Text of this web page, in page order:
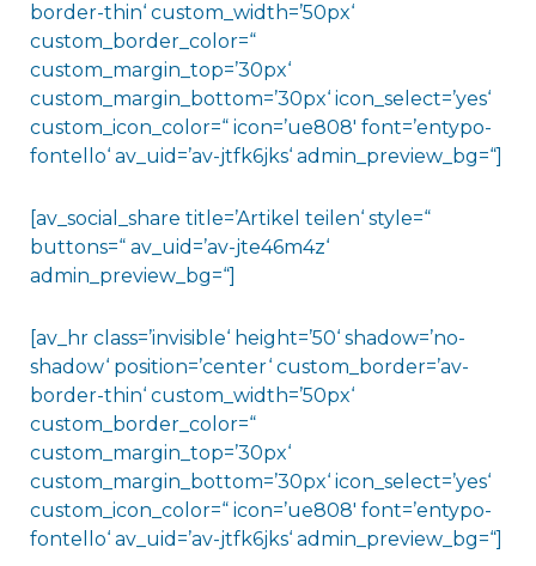
border-thin‘ custom_width=’50px‘
custom_border_color=“
custom_margin_top=’30px‘
custom_margin_bottom=’30px‘ icon_select=’yes‘
custom_icon_color=“ icon=’ue808′ font=’entypo-
fontello‘ av_uid=’av-jtfk6jks‘ admin_preview_bg=“]
[av_social_share title=’Artikel teilen‘ style=“
buttons=“ av_uid=’av-jte46m4z‘
admin_preview_bg=“]
[av_hr class=’invisible‘ height=’50‘ shadow=’no-
shadow‘ position=’center‘ custom_border=’av-
border-thin‘ custom_width=’50px‘
custom_border_color=“
custom_margin_top=’30px‘
custom_margin_bottom=’30px‘ icon_select=’yes‘
custom_icon_color=“ icon=’ue808′ font=’entypo-
fontello‘ av_uid=’av-jtfk6jks‘ admin_preview_bg=“]